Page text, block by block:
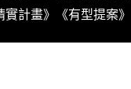
實計畫》 《有型提案》